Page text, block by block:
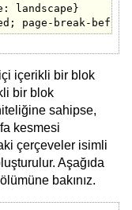
landscape}
page-break-
içerikli bir blok
bir blok
sahipse,
kesmesi
çerçeveler isimli
Aşağıda
bakınız.